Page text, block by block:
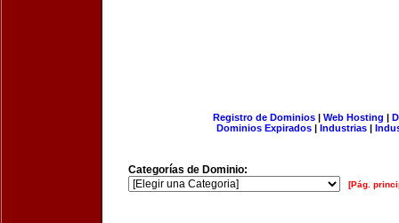
Registro de Dominios| Web Hosting |
Dominios Expirados | Industrias |
Categorías de Dominio:
[Pág.